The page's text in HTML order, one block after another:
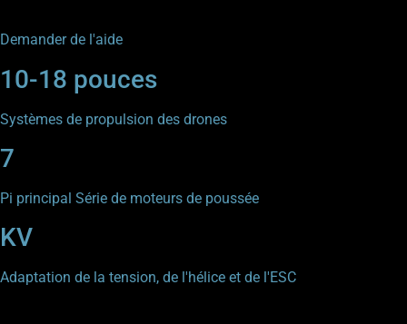
Demander de l'aide
10-18 pouces
Systèmes de propulsion des drones
7
Pi principal Série de moteurs de poussée
KV
Adaptation de la tension, de l'hélice et de l'ESC